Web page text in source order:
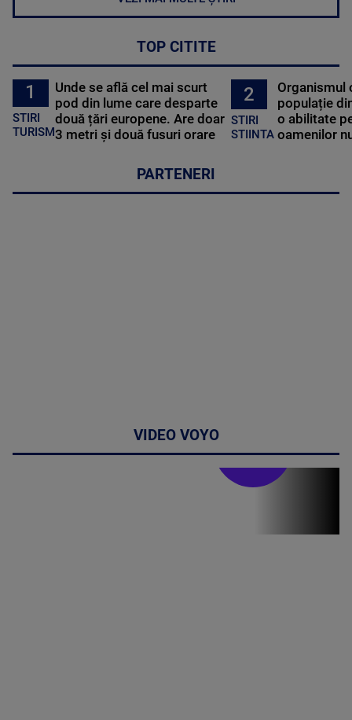
TOP CITITE
1
STIRI
TURISM
Unde se află cel mai scurt
pod din lume care desparte
două țări europene. Are doar
3 metri și două fusuri orare
2
STIRI
STIINTA
Organismul
populație
o abilitate
oamenilor
PARTENERI
VIDEO VOYO